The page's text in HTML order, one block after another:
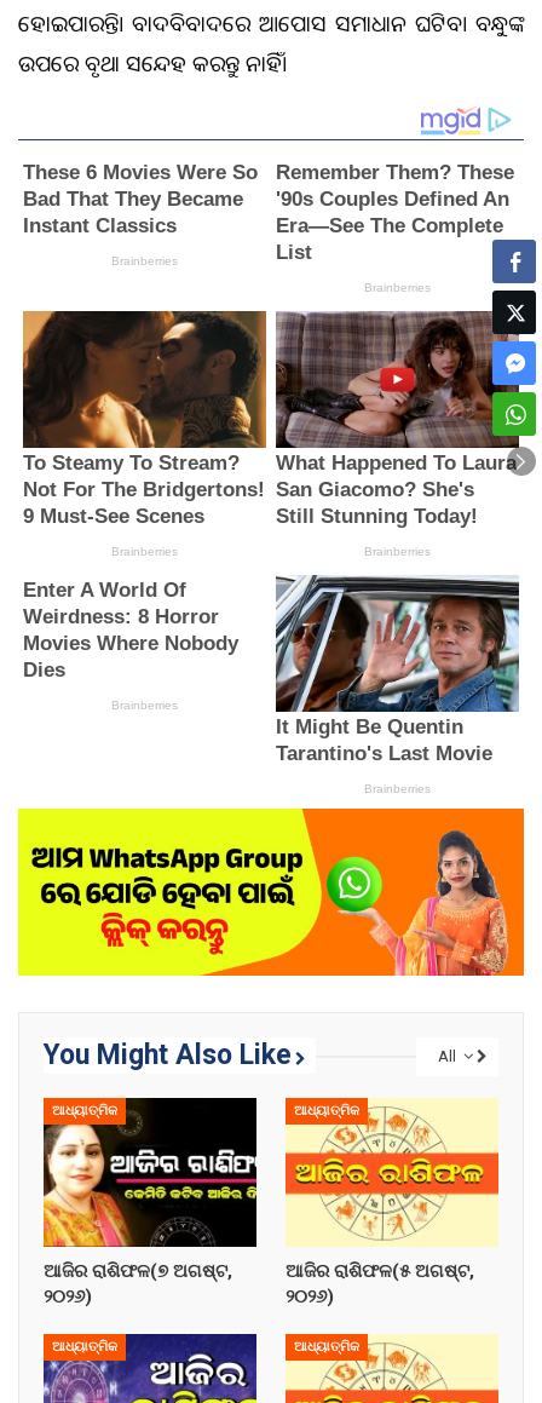
ହୋଇପାରନ୍ତି। ବାଦବିବାଦରେ ଆପୋସ ସମାଧାନ ଘଟିବ। ବନ୍ଧୁଙ୍କ
ଉପରେ ବୃଥା ସନ୍ଦେହ କରନ୍ତୁ ନାହିଁ।
All
You Might Also Like
ଆଧ୍ୟାତ୍ମିକ
ଆଜିର ରାଶିଫଳ(୭ ଅଗଷ୍ଟ,
୨୦୨୬)
ଆଧ୍ୟାତ୍ମିକ
ଆଜିର ରାଶିଫଳ(୫ ଅଗଷ୍ଟ,
୨୦୨୬)
ଆଧ୍ୟାତ୍ମିକ ଆଧ୍ୟାତ୍ମିକ